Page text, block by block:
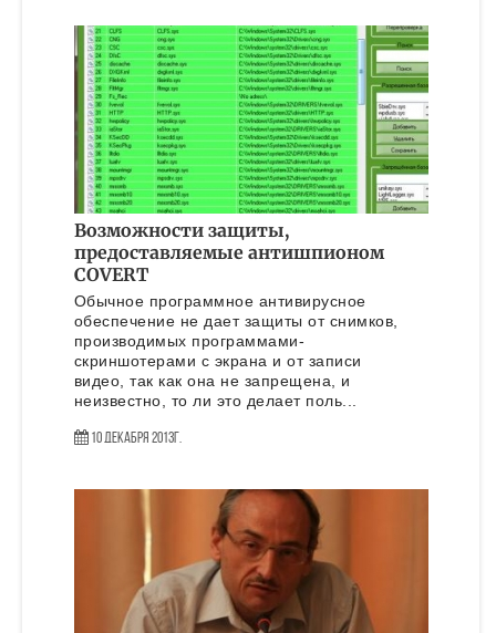
Возможности защиты,
предоставляемые антишпионом
COVERT
Обычное программное антивирусное
обеспечение не дает защиты от снимков,
производимых программами-
скриншотерами с экрана и от записи
видео, так как она не запрещена, и
неизвестно, то ли это делает поль...
10 Декабря 2013г.